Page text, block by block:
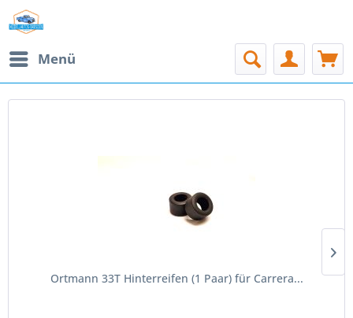
Menü
Ortmann 33T Hinterreifen (1 Paar) für Carrera...